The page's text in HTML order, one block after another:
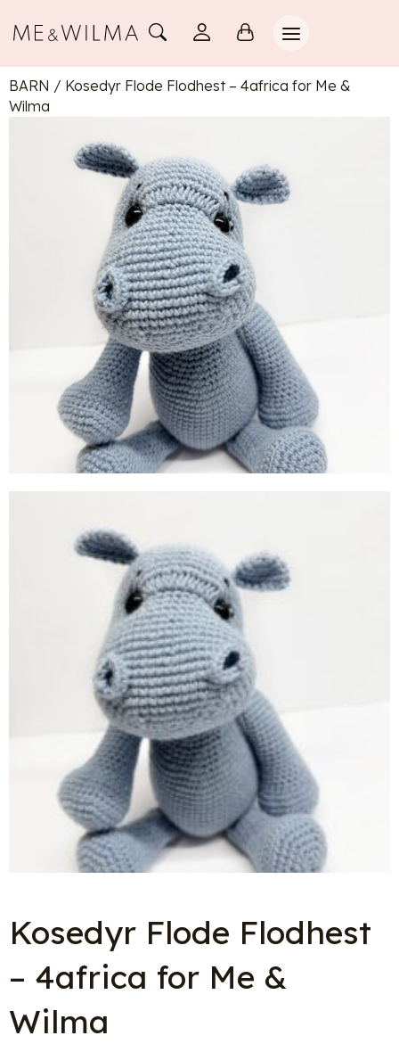
BARN / Kosedyr Flode Flodhest – 4africa for Me &
Wilma
Kosedyr Flode Flodhest
– 4africa for Me &
Wilma